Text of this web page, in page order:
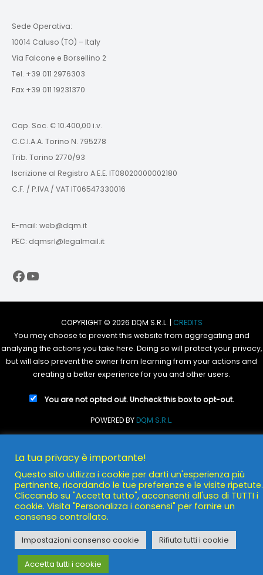
Sede Operativa:
10014 Caluso (TO) – Italy
Via Falcone e Borsellino 2
Tel. +39 011 2976303
Fax +39 011 19231370
Cap. Soc. € 10.400,00 i.v.
C.C.I.A.A. Torino N. 795278
Trib. Torino 2770/93
Iscrizione al Registro A.E.E. IT08020000002180
C.F. / P.IVA / VAT IT06547330016
E-mail: web@dqm.it
PEC: dqmsrl@legalmail.it
Facebook
YouTube
COPYRIGHT © 2026 DQM S.R.L. | CREDITS
You may choose to prevent this website from aggregating and
analyzing the actions you take here. Doing so will protect your privacy,
but will also prevent the owner from learning from your actions and
creating a better experience for you and other users.
You are not opted out. Uncheck this box to opt-out.
POWERED BYDQM S.R.L.
La tua privacy è importante!
Questo sito utilizza i cookie per darti un'esperienza più
pertinente, ricordando le tue preferenze e le visite ripetute.
Cliccando su "Accetta tutto", acconsenti all'uso di TUTTI i
cookie. Visita "Personalizza i consensi" per fornire un
consenso controllato.
Impostazioni consenso cookie Rifiuta tutti i cookie
Accetta tutti i cookie